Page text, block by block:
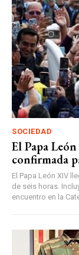
SOCIEDAD
El Papa
confirmada
El Papa León XIV
de seis horas.
encuentro en la